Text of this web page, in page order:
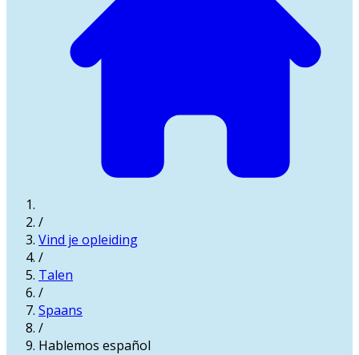
/
Vind je opleiding
/
Talen
/
Spaans
/
Hablemos español